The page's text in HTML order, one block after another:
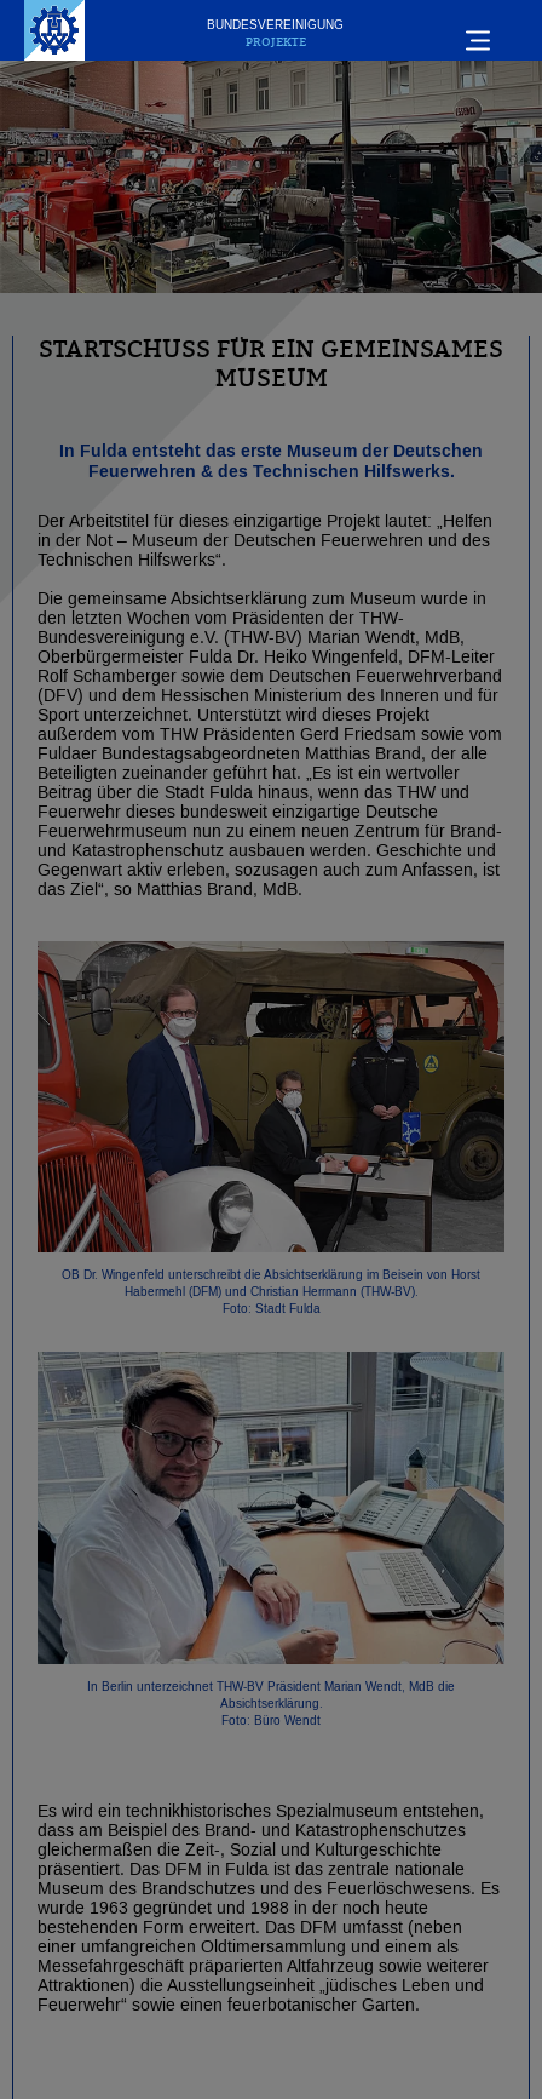
BUNDESVEREINIGUNG
PROJEKTE
STARTSCHUSS FÜR EIN GEMEINSAMES
MUSEUM
In Fulda entsteht das erste Museum der Deutschen
Feuerwehren & des Technischen Hilfswerks.
Der Arbeitstitel für dieses einzigartige Projekt lautet: „Helfen
in der Not – Museum der Deutschen Feuerwehren und des
Technischen Hilfswerks“.
Die gemeinsame Absichtserklärung zum Museum wurde in
den letzten Wochen vom Präsidenten der THW-
Bundesvereinigung e.V. (THW-BV) Marian Wendt, MdB,
Oberbürgermeister Fulda Dr. Heiko Wingenfeld, DFM-Leiter
Rolf Schamberger sowie dem Deutschen Feuerwehrverband
(DFV) und dem Hessischen Ministerium des Inneren und für
Sport unterzeichnet. Unterstützt wird dieses Projekt
außerdem vom THW Präsidenten Gerd Friedsam sowie vom
Fuldaer Bundestagsabgeordneten Matthias Brand, der alle
Beteiligten zueinander geführt hat. „Es ist ein wertvoller
Beitrag über die Stadt Fulda hinaus, wenn das THW und
Feuerwehr dieses bundesweit einzigartige Deutsche
Feuerwehrmuseum nun zu einem neuen Zentrum für Brand-
und Katastrophenschutz ausbauen werden. Geschichte und
Gegenwart aktiv erleben, sozusagen auch zum Anfassen, ist
das Ziel“, so Matthias Brand, MdB.
OB Dr. Wingenfeld unterschreibt die Absichtserklärung im Beisein von Horst
Habermehl (DFM) und Christian Herrmann (THW-BV).
Foto: Stadt Fulda
In Berlin unterzeichnet THW-BV Präsident Marian Wendt, MdB die
Absichtserklärung.
Foto: Büro Wendt
Es wird ein technikhistorisches Spezialmuseum entstehen,
dass am Beispiel des Brand- und Katastrophenschutzes
gleichermaßen die Zeit-, Sozial und Kulturgeschichte
präsentiert. Das DFM in Fulda ist das zentrale nationale
Museum des Brandschutzes und des Feuerlöschwesens. Es
wurde 1963 gegründet und 1988 in der noch heute
bestehenden Form erweitert. Das DFM umfasst (neben
einer umfangreichen Oldtimersammlung und einem als
Messefahrgeschäft präparierten Altfahrzeug sowie weiterer
Attraktionen) die Ausstellungseinheit „jüdisches Leben und
Feuerwehr“ sowie einen feuerbotanischer Garten.